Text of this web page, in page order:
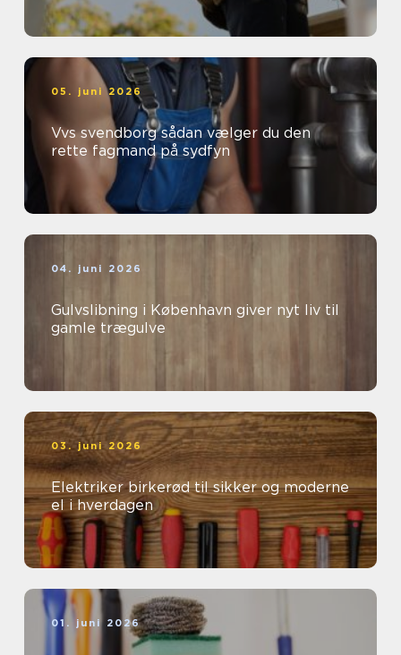
05. juni 2026
Vvs svendborg sådan vælger du den
rette fagmand på sydfyn
04. juni 2026
Gulvslibning i København giver nyt liv til
gamle trægulve
03. juni 2026
Elektriker birkerød til sikker og moderne
el i hverdagen
01. juni 2026